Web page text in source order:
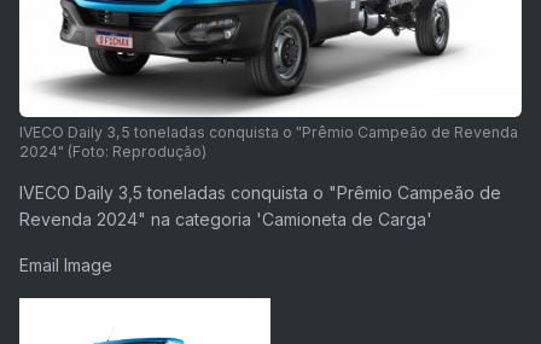
IVECO Daily 3,5 toneladas conquista o "Prêmio Campeão de Revenda
2024" (Foto: Reprodução)
IVECO Daily 3,5 toneladas conquista o "Prêmio Campeão de
Revenda 2024" na categoria 'Camioneta de Carga'
Email Image